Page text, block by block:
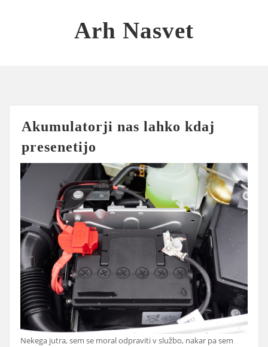
Arh Nasvet
Akumulatorji nas lahko kdaj
presenetijo
Nekega jutra, sem se moral odpraviti v službo, nakar pa sem